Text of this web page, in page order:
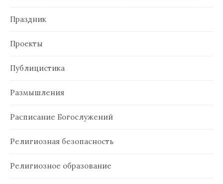
Праздник
Проекты
Публицистика
Размышления
Расписание Богослужений
Религиозная безопасность
Религиозное образование